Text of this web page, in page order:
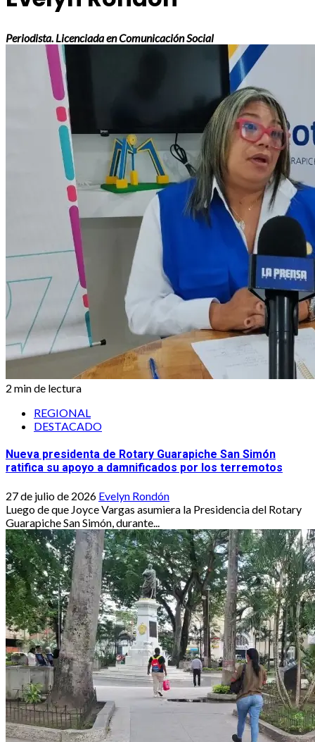
Periodista. Licenciada en Comunicación Social
2 min de lectura
REGIONAL
DESTACADO
Nueva presidenta de Rotary Guarapiche San Simón
ratifica su apoyo a damnificados por los terremotos
27 de julio de 2026 Evelyn Rondón
Luego de que Joyce Vargas asumiera la Presidencia del Rotary
Guarapiche San Simón, durante...